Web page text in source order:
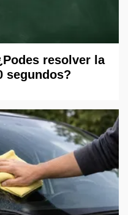
resolver la
segundos?